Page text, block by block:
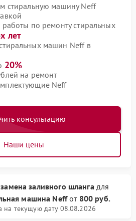
стиральную машину Neff
по ремонту стиральных
лет
машин Neff в
20%
на ремонт
Neff
консультацию
Наши цены
замена заливного шланга для
машина Neffот 800 руб.
на текущую дату 08.08.2026